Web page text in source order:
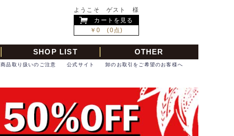
ようこそ ゲスト 様
カートを見る
￥0 (0点)
SHOP LIST OTHER
卸のお取引をご希望のお客様へ
公式サイト
商品取り扱いのご注意